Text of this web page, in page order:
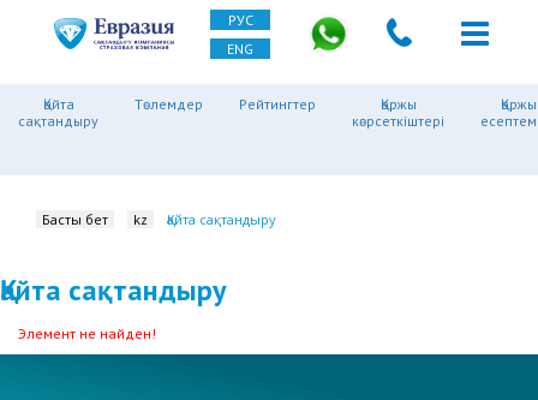
РУС
ENG
Қайта
сақтандыру
Төлемдер Рейтингтер
Қаржы
көрсеткіштері
Қаржы
Басты бет kz Қайта сақтандыру
Қайта сақтандыру
Элемент не найден!